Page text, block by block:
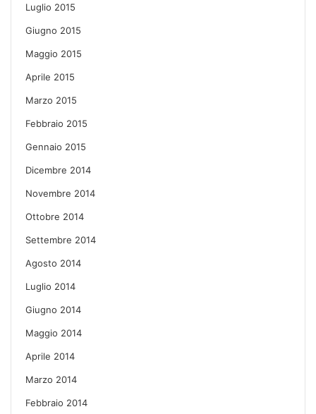
Luglio 2015
Giugno 2015
Maggio 2015
Aprile 2015
Marzo 2015
Febbraio 2015
Gennaio 2015
Dicembre 2014
Novembre 2014
Ottobre 2014
Settembre 2014
Agosto 2014
Luglio 2014
Giugno 2014
Maggio 2014
Aprile 2014
Marzo 2014
Febbraio 2014